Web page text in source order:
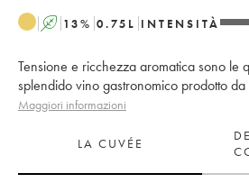
A 13% 0.75 L INTENSITÀ
Tensione e ricchezza aromatica sono le
splendido vino gastronomico prodotto
Maggiori informazioni
LA CUVÉE